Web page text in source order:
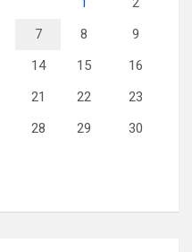
7 8
9
14 15
16
21 22
23
28 29
30